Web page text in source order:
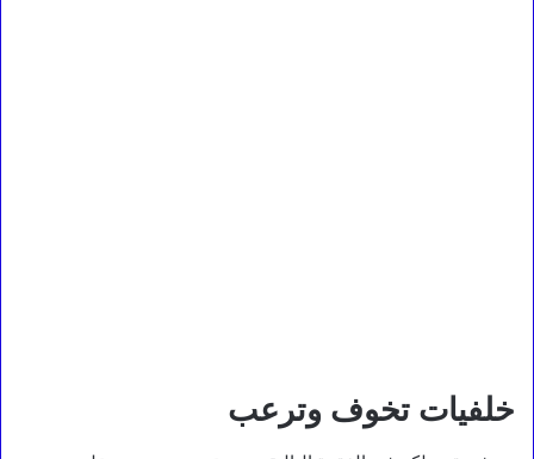
خلفيات تخوف وترعب